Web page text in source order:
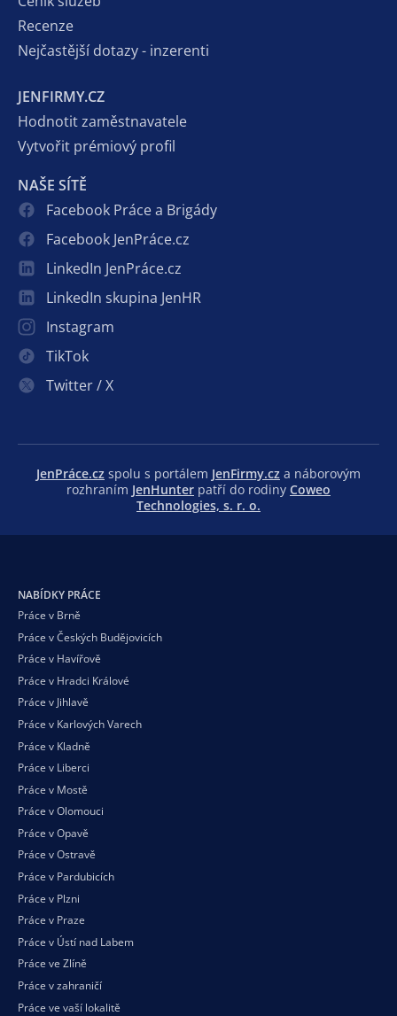
Recenze
Nejčastější dotazy - inzerenti
JENFIRMY.CZ
Hodnotit zaměstnavatele
Vytvořit prémiový profil
NAŠE SÍTĚ
Facebook Práce a Brigády
Facebook JenPráce.cz
LinkedIn JenPráce.cz
LinkedIn skupina JenHR
Instagram
TikTok
Twitter / X
JenPráce.cz spolu s portálem JenFirmy.cz a náborovým
rozhraním JenHunter patří do rodiny Coweo
Technologies, s. r. o.
NABÍDKY PRÁCE
Práce v Brně
Práce v Českých Budějovicích
Práce v Havířově
Práce v Hradci Králové
Práce v Jihlavě
Práce v Karlových Varech
Práce v Kladně
Práce v Liberci
Práce v Mostě
Práce v Olomouci
Práce v Opavě
Práce v Ostravě
Práce v Pardubicích
Práce v Plzni
Práce v Praze
Práce v Ústí nad Labem
Práce ve Zlíně
Práce v zahraničí
Práce ve vaší lokalitě